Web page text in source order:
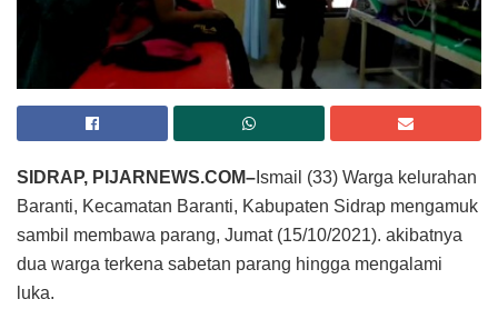
SIDRAP, PIJARNEWS.COM– Ismail (33) Warga kelurahan
Baranti, Kecamatan Baranti, Kabupaten Sidrap mengamuk
sambil membawa parang, Jumat (15/10/2021). akibatnya
dua warga terkena sabetan parang hingga mengalami
luka.